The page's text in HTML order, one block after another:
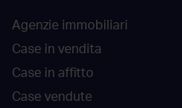
Agenzie immobiliari
Case in vendita
Case in affitto
Case vendute